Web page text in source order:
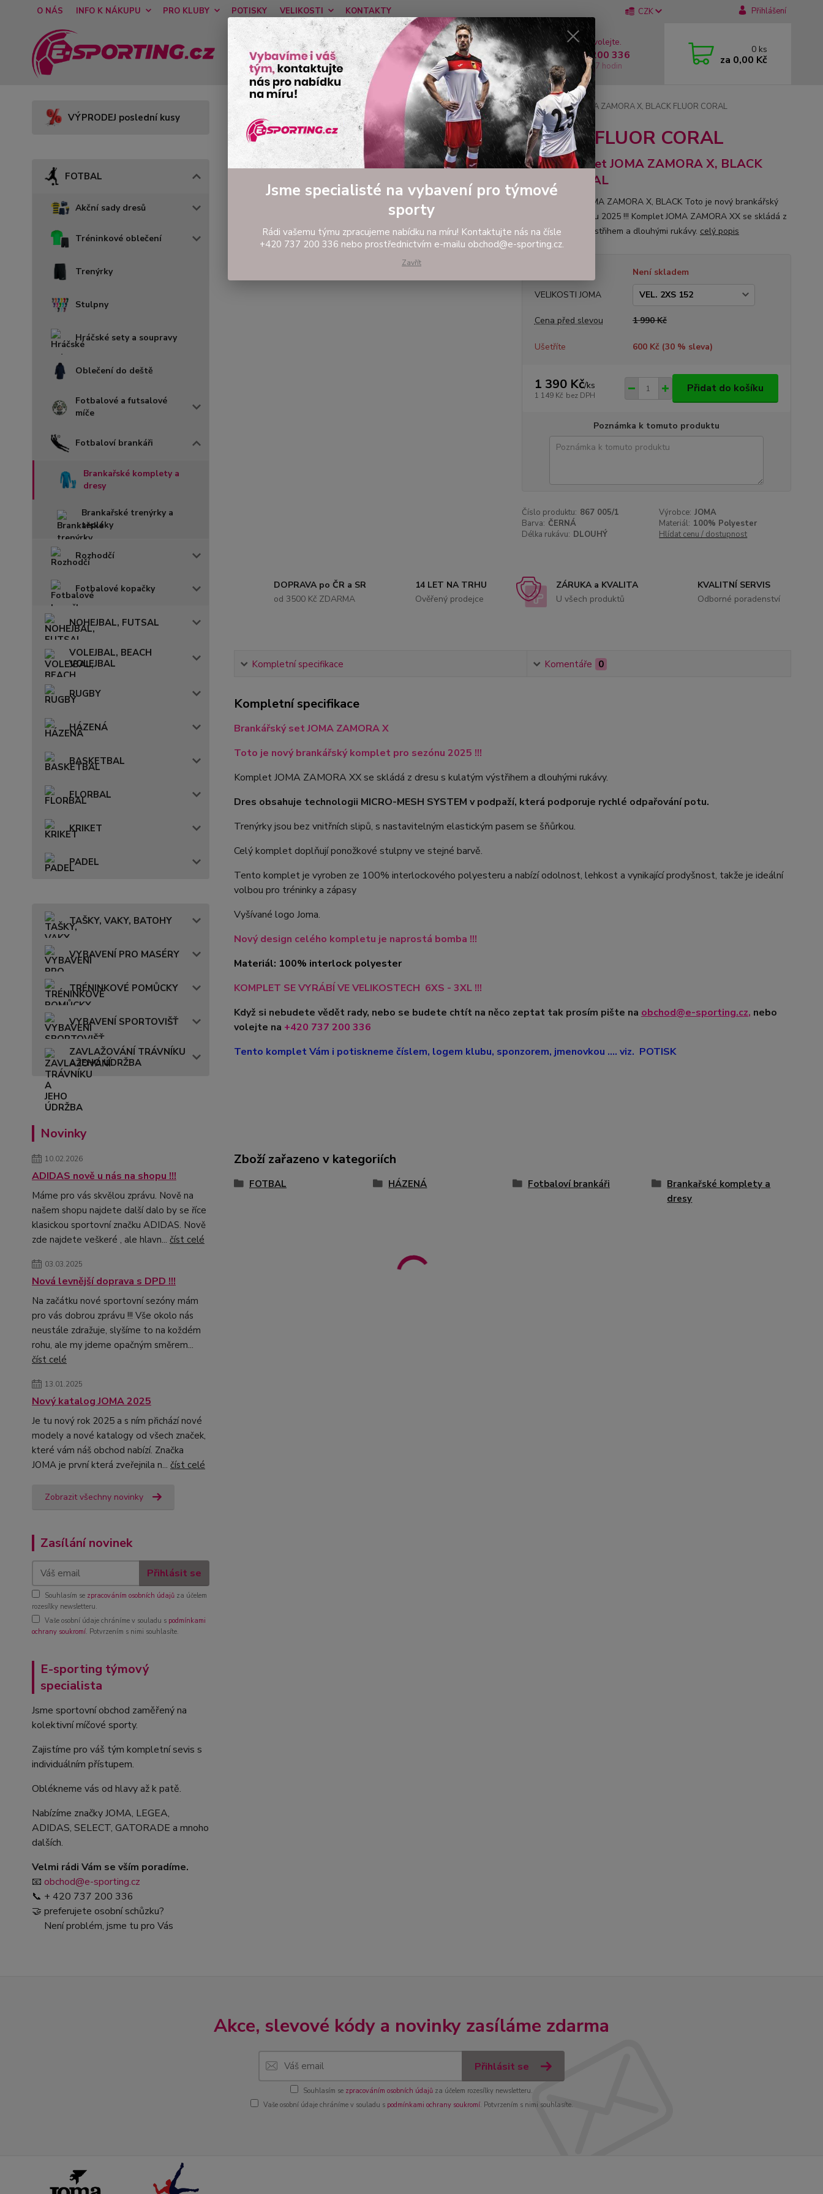
O NÁS INFO K NÁKUPU PRO KLUBY POTISKY VELIKOSTI KONTAKTY CZK Přihlášení
Hledat
Nevíte si rady? Zavolejte.
tel: +420 737 200 336
Pondělí-Pátek: 8 - 17 hodin
0 ks
za 0,00 Kč
VÝPRODEJ poslední kusy
FOTBAL
Akční sady dresů
Tréninkové oblečení
Trenýrky
Stulpny
Hráčské sety a soupravy
Oblečení do deště
Fotbalové a futsalové
míče
Fotbaloví brankáři
Brankařské komplety a
dresy
Brankařské trenýrky a
tepláky
Rozhodčí
Fotbalové kopačky
NOHEJBAL, FUTSAL
VOLEJBAL, BEACH
VOLEJBAL
RUGBY
HÁZENÁ
BASKETBAL
FLORBAL
KRIKET
PADEL
TAŠKY, VAKY, BATOHY
VYBAVENÍ PRO MASÉRY
TRÉNINKOVÉ POMŮCKY
VYBAVENÍ SPORTOVIŠŤ
ZAVLAŽOVÁNÍ TRÁVNÍKU
A JEHO ÚDRŽBA
Novinky
10.02.2026
ADIDAS nově u nás na shopu !!!
Máme pro vás skvělou zprávu. Nově na
našem shopu najdete další dalo by se říce
klasickou sportovní značku ADIDAS. Nově
zde najdete veškeré , ale hlavn... číst celé
03.03.2025
Nová levnější doprava s DPD !!!
Na začátku nové sportovní sezóny mám
pro vás dobrou zprávu !!! Vše okolo nás
neustále zdražuje, slyšíme to na koždém
rohu, ale my jdeme opačným směrem...
číst celé
13.01.2025
Nový katalog JOMA 2025
Je tu nový rok 2025 a s ním přichází nové
modely a nové katalogy od všech značek,
které vám náš obchod nabízí. Značka
JOMA je první která zveřejnila n... číst celé
Zobrazit všechny novinky
Zasílání novinek
Přihlásit se
Souhlasím se zpracováním osobních údajů za účelem
rozesílky newsletteru.
Vaše osobní údaje chráníme v souladu s podmínkami
ochrany soukromí. Potvrzením s nimi souhlasíte.
E-sporting týmový
specialista
Jsme sportovní obchod zaměřený na
kolektivní míčové sporty.
Zajistíme pro váš tým kompletní sevis s
individuálním přístupem.
Oblékneme vás od hlavy až k patě.
Nabízíme značky JOMA, LEGEA,
ADIDAS, SELECT, GATORADE a mnoho
dalších.
Velmi rádi Vám se vším poradíme.
📧 obchod@e-sporting.cz
📞 + 420 737 200 336
🤝 preferujete osobní schůzku?
Není problém, jsme tu pro Vás
Fotbaloví brankáři Brankařské komplety a dresy Brankářský set JOMA ZAMORA X, BLACK FLUOR CORAL
Brankářský set JOMA ZAMORA X, BLACK FLUOR CORAL
Brankářský set JOMA ZAMORA X, BLACK
FLUOR CORAL
Brankářský set JOMA ZAMORA X, BLACK Toto je nový brankářský
komplet pro sezónu 2025 !!! Komplet JOMA ZAMORA XX se skládá z
dresu s kulatým výstřihem a dlouhými rukávy. celý popis
Není skladem
VELIKOSTI JOMA
Cena před slevou 1 990 Kč
Ušetříte 600 Kč (30% sleva)
1 390 Kč/ks
1 149 Kč bez DPH
Přidat do košíku
Poznámka k tomuto produktu
Číslo produktu: 867 005/1 Výrobce: JOMA
Barva: ČERNÁ Materiál: 100% Polyester
Délka rukávu: DLOUHÝ Hlídat cenu / dostupnost
DOPRAVA po ČR a SR
od 3500 Kč ZDARMA
14 LET NA TRHU
Ověřený prodejce
ZÁRUKA a KVALITA
U všech produktů
KVALITNÍ SERVIS
Odborné poradenství
Kompletní specifikace Komentáře 0
Kompletní specifikace
Brankářský set JOMA ZAMORA X
Toto je nový brankářský komplet pro sezónu 2025 !!!
Komplet JOMA ZAMORA XX se skládá z dresu s kulatým výstřihem a dlouhými rukávy.
Dres obsahuje technologii MICRO-MESH SYSTEM v podpaží, která podporuje rychlé odpařování potu.
Trenýrky jsou bez vnitřních slipů, s nastavitelným elastickým pasem se šňůrkou.
Celý komplet doplňují ponožkové stulpny ve stejné barvě.
Tento komplet je vyroben ze 100% interlockového polyesteru a nabízí odolnost, lehkost a vynikající prodyšnost, takže je ideální
volbou pro tréninky a zápasy
Vyšívané logo Joma.
Nový design celého kompletu je naprostá bomba !!!
Materiál: 100% interlock polyester
KOMPLET SE VYRÁBÍ VE VELIKOSTECH 6XS - 3XL !!!
Když si nebudete vědět rady, nebo se budete chtít na něco zeptat tak prosím pište na obchod@e-sporting.cz, nebo
volejte na +420 737 200 336
Tento komplet Vám i potiskneme číslem, logem klubu, sponzorem, jmenovkou .... viz. POTISK
Zboží zařazeno v kategoriích
FOTBAL HÁZENÁ Fotbaloví brankáři
Brankařské komplety a
dresy
Akce, slevové kódy a novinky zasíláme zdarma
Přihlásit se
Souhlasím se zpracováním osobních údajů za účelem rozesílky newsletteru.
Vaše osobní údaje chráníme v souladu s podmínkami ochrany soukromí. Potvrzením s nimi souhlasíte.
Jsme specialisté na vybavení pro týmové
sporty
Rádi vašemu týmu zpracujeme nabídku na míru! Kontaktujte nás na čísle
+420 737 200 336 nebo prostřednictvím e-mailu obchod@e-sporting.cz.
Zavřít